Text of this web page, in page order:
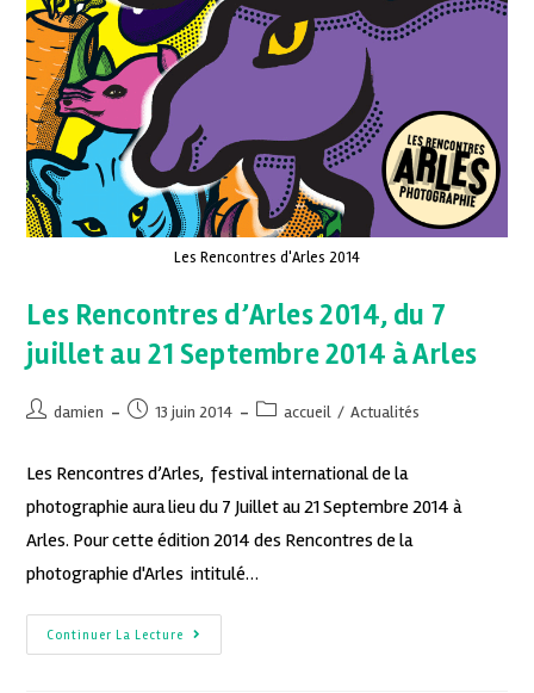
Les Rencontres d'Arles 2014
Les Rencontres d’Arles 2014, du 7
juillet au 21 Septembre 2014 à Arles
damien 13 juin 2014 accueil / Actualités
Les Rencontres d’Arles, festival international de la
photographie aura lieu du 7 Juillet au 21 Septembre 2014 à
Arles. Pour cette édition 2014 des Rencontres de la
photographie d'Arles intitulé…
Continuer La Lecture